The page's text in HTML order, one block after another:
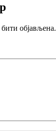
објављена.